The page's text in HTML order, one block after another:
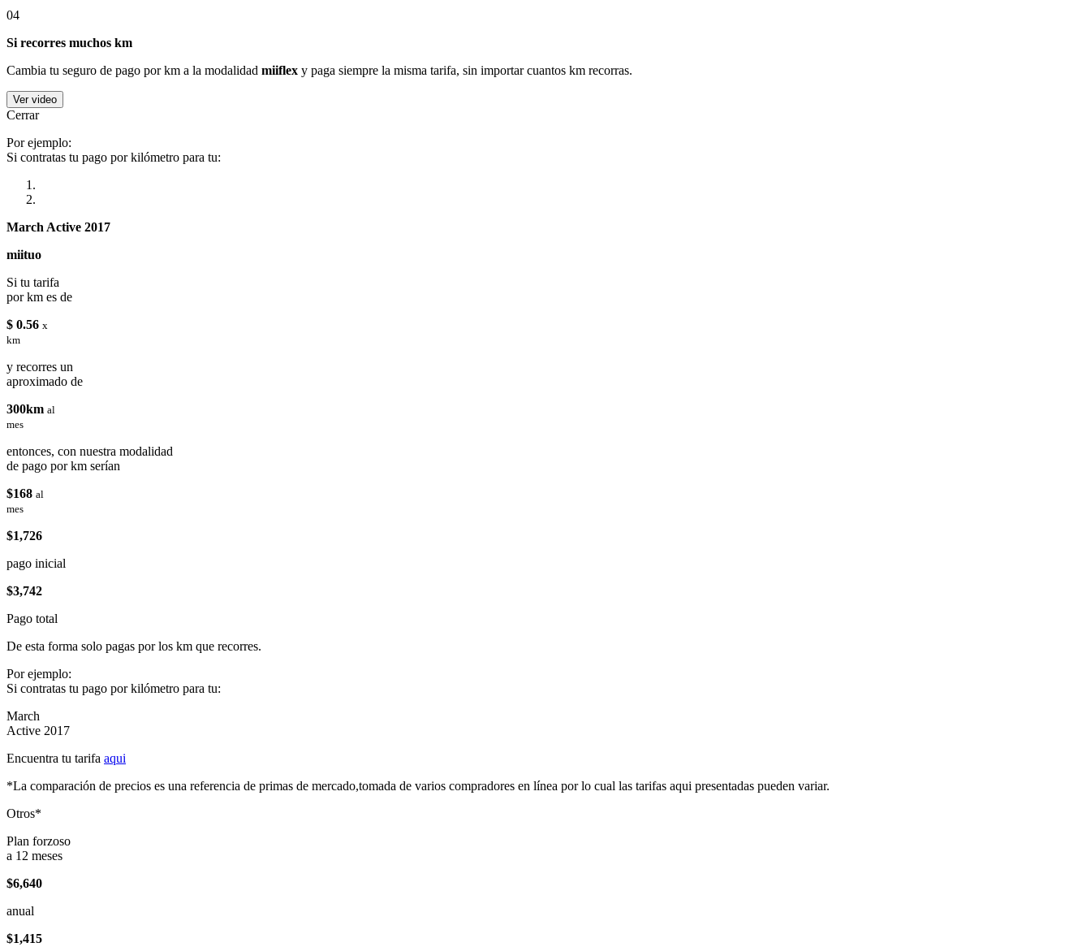
04
Si recorres muchos km
Cambia tu seguro de pago por km a la modalidad miiflex y paga siempre la misma tarifa, sin importar cuantos km recorras.
Ver video
Cerrar
Por ejemplo:
Si contratas tu pago por kilómetro para tu:
March Active 2017
miituo
Si tu tarifa
por km es de
$ 0.56 x
km
y recorres un
aproximado de
300km al
mes
entonces, con nuestra modalidad
de pago por km serían
$168 al
mes
$1,726
pago inicial
$3,742
Pago total
De esta forma solo pagas por los km que recorres.
Por ejemplo:
Si contratas tu pago por kilómetro para tu:
March
Active 2017
Encuentra tu tarifa aqui
*La comparación de precios es una referencia de primas de mercado,tomada de varios compradores en línea por lo cual las tarifas aqui presentadas pueden variar.
Otros*
Plan forzoso
a 12 meses
$6,640
anual
$1,415